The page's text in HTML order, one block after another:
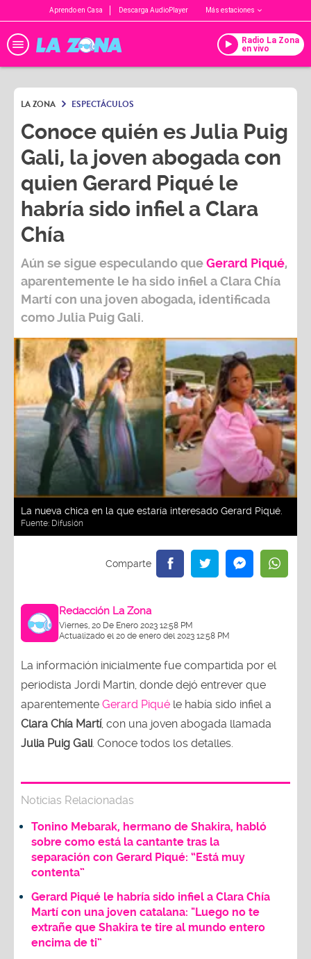
Aprendo en Casa Descarga AudioPlayer Más estaciones
Radio La Zona
en vivo
LA ZONA ESPECTÁCULOS
Conoce quién es Julia Puig
Gali, la joven abogada con
quien Gerard Piqué le
habría sido infiel a Clara
Chía
Aún se sigue especulando queGerard Piqué,
aparentemente le ha sido infiel aClara Chía
Martí con una joven abogada, identificada
comoJulia Puig Gali.
La nueva chica en la que estaría interesado Gerard Piqué.
Fuente: Difusión
Redacción La Zona
Viernes, 20 De Enero 2023 12:58 PM
Actualizado el 20 de enero del 2023 12:58 PM
La información inicialmente fue compartida por el
periodista Jordi Martin, donde dejó entrever que
aparentemente Gerard Piqué le había sido infiel a
Clara Chía Martí, con una joven abogada llamada
Julia Puig Gali . Conoce todos los detalles.
Noticias Relacionadas
Tonino Mebarak, hermano de Shakira, habló
sobre como está la cantante tras la
separación con Gerard Piqué: “Está muy
contenta”
Gerard Piqué le habría sido infiel a Clara Chía
Martí con una joven catalana: "Luego no te
extrañe que Shakira te tire al mundo entero
encima de ti”